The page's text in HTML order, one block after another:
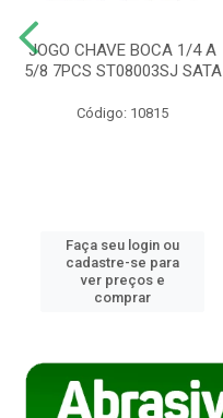
JOGO CHAVE BOCA 1/4 A
5/8 7PCS ST08003SJ SATA
Código: 10815
Faça seu login ou
cadastre-se para
ver preços e
comprar